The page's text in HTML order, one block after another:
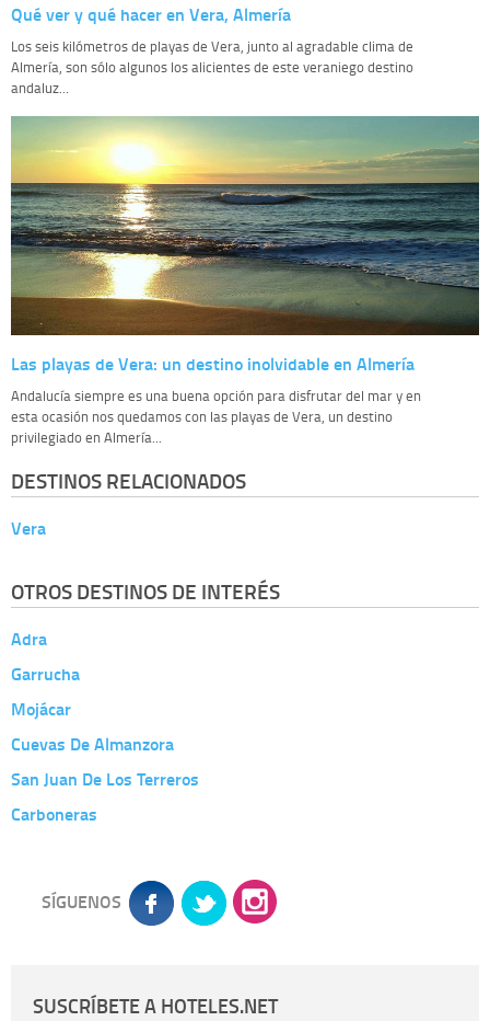
Qué ver y qué hacer en Vera, Almería
Los seis kilómetros de playas de Vera, junto al agradable clima de
Almería, son sólo algunos los alicientes de este veraniego destino
andaluz...
Las playas de Vera: un destino inolvidable en Almería
Andalucía siempre es una buena opción para disfrutar del mar y en
esta ocasión nos quedamos con las playas de Vera, un destino
privilegiado en Almería...
DESTINOS RELACIONADOS
Vera
OTROS DESTINOS DE INTERÉS
Adra
Garrucha
Mojácar
Cuevas De Almanzora
San Juan De Los Terreros
Carboneras
SÍGUENOS
SUSCRÍBETE A HOTELES.NET